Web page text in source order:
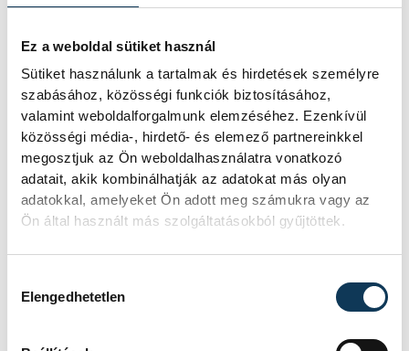
Ez a weboldal sütiket használ
Sütiket használunk a tartalmak és hirdetések személyre
szabásához, közösségi funkciók biztosításához,
valamint weboldalforgalmunk elemzéséhez. Ezenkívül
közösségi média-, hirdető- és elemező partnereinkkel
megosztjuk az Ön weboldalhasználatra vonatkozó
adatait, akik kombinálhatják az adatokat más olyan
adatokkal, amelyeket Ön adott meg számukra vagy az
Ön által használt más szolgáltatásokból gyűjtöttek.
Elengedhetetlen
Százhalombatta, 12. Pásztói KC
sport
ország-világ
strandkézilabda
SZERZŐ